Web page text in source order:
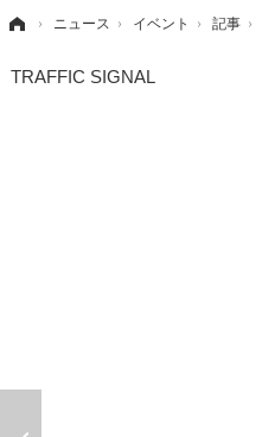
› ニュース › イベント › 記事 ›
TRAFFIC SIGNAL